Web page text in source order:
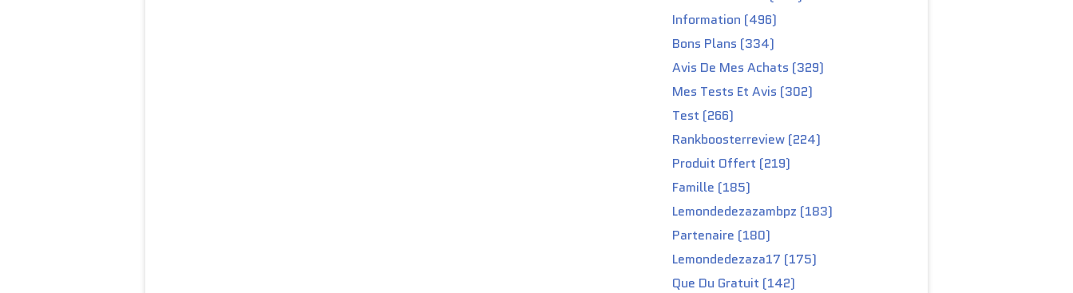
Information (496)
Bons Plans (334)
Avis De Mes Achats (329)
Mes Tests Et Avis (302)
Test (266)
Rankboosterreview (224)
Produit Offert (219)
Famille (185)
Lemondedezazambpz (183)
Partenaire (180)
Lemondedezaza17 (175)
Que Du Gratuit (142)